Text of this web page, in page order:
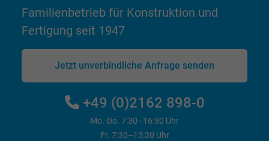
Name act, Facebook Pixel
Anbieter Facebook Ireland Ltd.
Cookie von Facebook für Website-Analyse,
Anzeigenausrichtung und
Familienbetrieb für Konstruktion und
Fertigung seit 1947
Jetzt unverbindliche Anfrage senden
+49 (0)2162 898-0
Mo.-Do. 7:30–16:30 Uhr
Fr. 7:30–13:30 Uhr